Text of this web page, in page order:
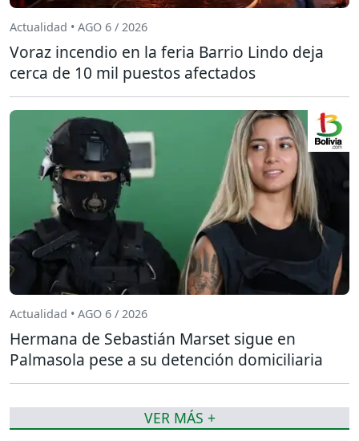
Actualidad • AGO 6 / 2026
Voraz incendio en la feria Barrio Lindo deja
cerca de 10 mil puestos afectados
Actualidad • AGO 6 / 2026
Hermana de Sebastián Marset sigue en
Palmasola pese a su detención domiciliaria
VER MÁS +